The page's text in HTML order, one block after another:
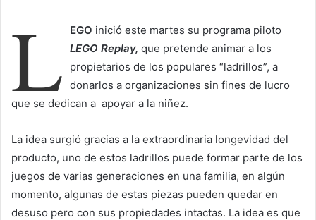
L EGO inició este martes su programa piloto
LEGO Replay, que pretende animar a los
propietarios de los populares “ladrillos”, a
donarlos a organizaciones sin fines de lucro
que se dedican a apoyar a la niñez.
La idea surgió gracias a la extraordinaria longevidad del
producto, uno de estos ladrillos puede formar parte de los
juegos de varias generaciones en una familia, en algún
momento, algunas de estas piezas pueden quedar en
desuso pero con sus propiedades intactas. La idea es que